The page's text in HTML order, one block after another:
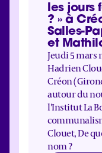
les jours
? » à
Salles-
et
Jeudi 5 mars
Hadrien
Créon
autour du
l'Institut La
Clouet, De
nom ?